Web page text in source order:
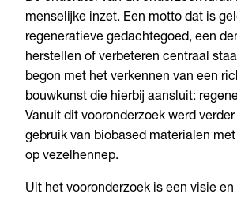
menselijke inzet. Een motto dat is
regeneratieve gedachtegoed, een
herstellen of verbeteren centraal
begon met het verkennen van een
bouwkunst die hierbij aansluit:
Vanuit dit vooronderzoek werd
gebruik van biobased materialen
op vezelhennep.
Uit het vooronderzoek is een visie